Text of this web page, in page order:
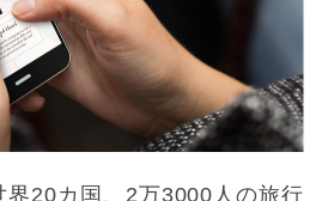
界20カ国、2万3000人の旅行